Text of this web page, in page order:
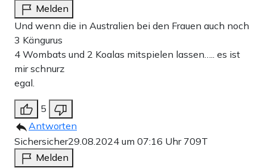
Melden
Und wenn die in Australien bei den Frauen auch noch
3 Kängurus
4 Wombats und 2 Koalas mitspielen lassen….. es ist
mir schnurz
egal.
5
Antworten
Sichersicher29.08.2024 um 07:16 Uhr 709T
Melden